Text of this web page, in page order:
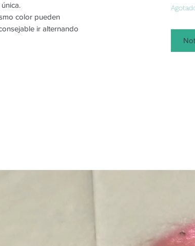
color pueden
ir alternando